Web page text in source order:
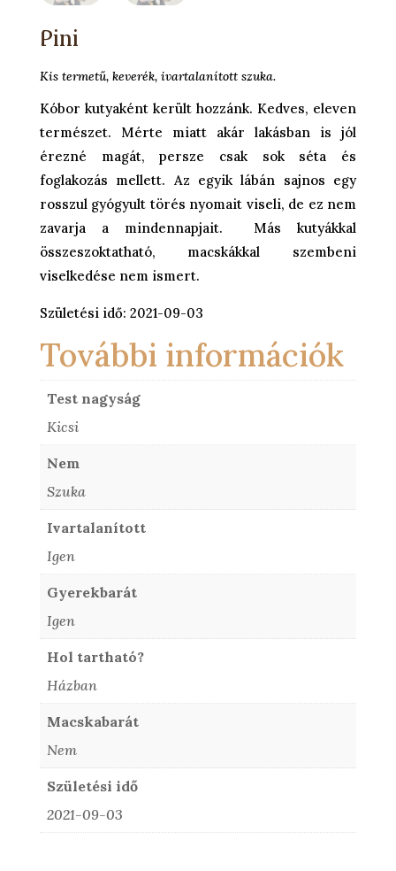
Pini
Kis termetű, keverék, ivartalanított szuka.
Kóbor kutyaként került hozzánk. Kedves, eleven
természet. Mérte miatt akár lakásban is jól
érezné magát, persze csak sok séta és
foglakozás mellett. Az egyik lábán sajnos egy
rosszul gyógyult törés nyomait viseli, de ez nem
zavarja a mindennapjait. Más kutyákkal
összeszoktatható, macskákkal szembeni
viselkedése nem ismert.
Születési idő: 2021-09-03
További információk
Test nagyság
Kicsi
Nem
Szuka
Ivartalanított
Igen
Gyerekbarát
Igen
Hol tartható?
Házban
Macskabarát
Nem
Születési idő
2021-09-03